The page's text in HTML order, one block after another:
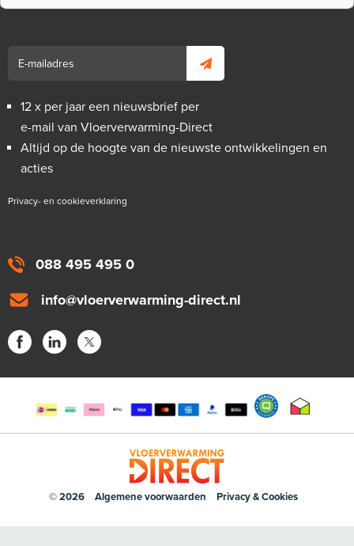
088 495 495 0
info@vloerverwarming-direct.nl
12 x per jaar een nieuwsbrief per
e-mail van Vloerverwarming-Direct
Altijd op de hoogte van de nieuwste ontwikkelingen en
acties
Privacy- en cookieverklaring
© 2026 Algemene voorwaarden Privacy & Cookies